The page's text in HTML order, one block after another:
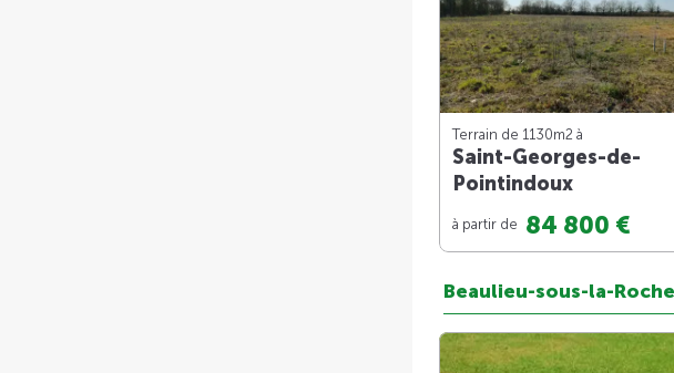
Terrain de 1130m2 à
Saint-Georges-de-
Pointindoux
à partir de 84 800 €
Beaulieu-sous-la-Roche